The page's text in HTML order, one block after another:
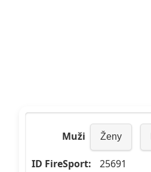
Muži Ženy
ID FireSport:
25691